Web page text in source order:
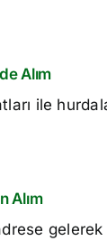
Alım
ile
Alım
gelerek